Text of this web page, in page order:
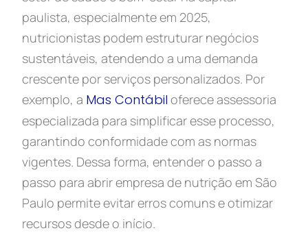
paulista, especialmente em 2025,
nutricionistas podem estruturar negócios
sustentáveis, atendendo a uma demanda
crescente por serviços personalizados. Por
exemplo, a Mas Contábil oferece assessoria
especializada para simplificar esse processo,
garantindo conformidade com as normas
vigentes. Dessa forma, entender o passo a
passo para abrir empresa de nutrição em São
Paulo permite evitar erros comuns e otimizar
recursos desde o início.